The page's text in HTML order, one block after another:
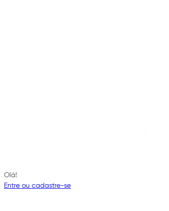
Olá!
Entre ou cadastre-se